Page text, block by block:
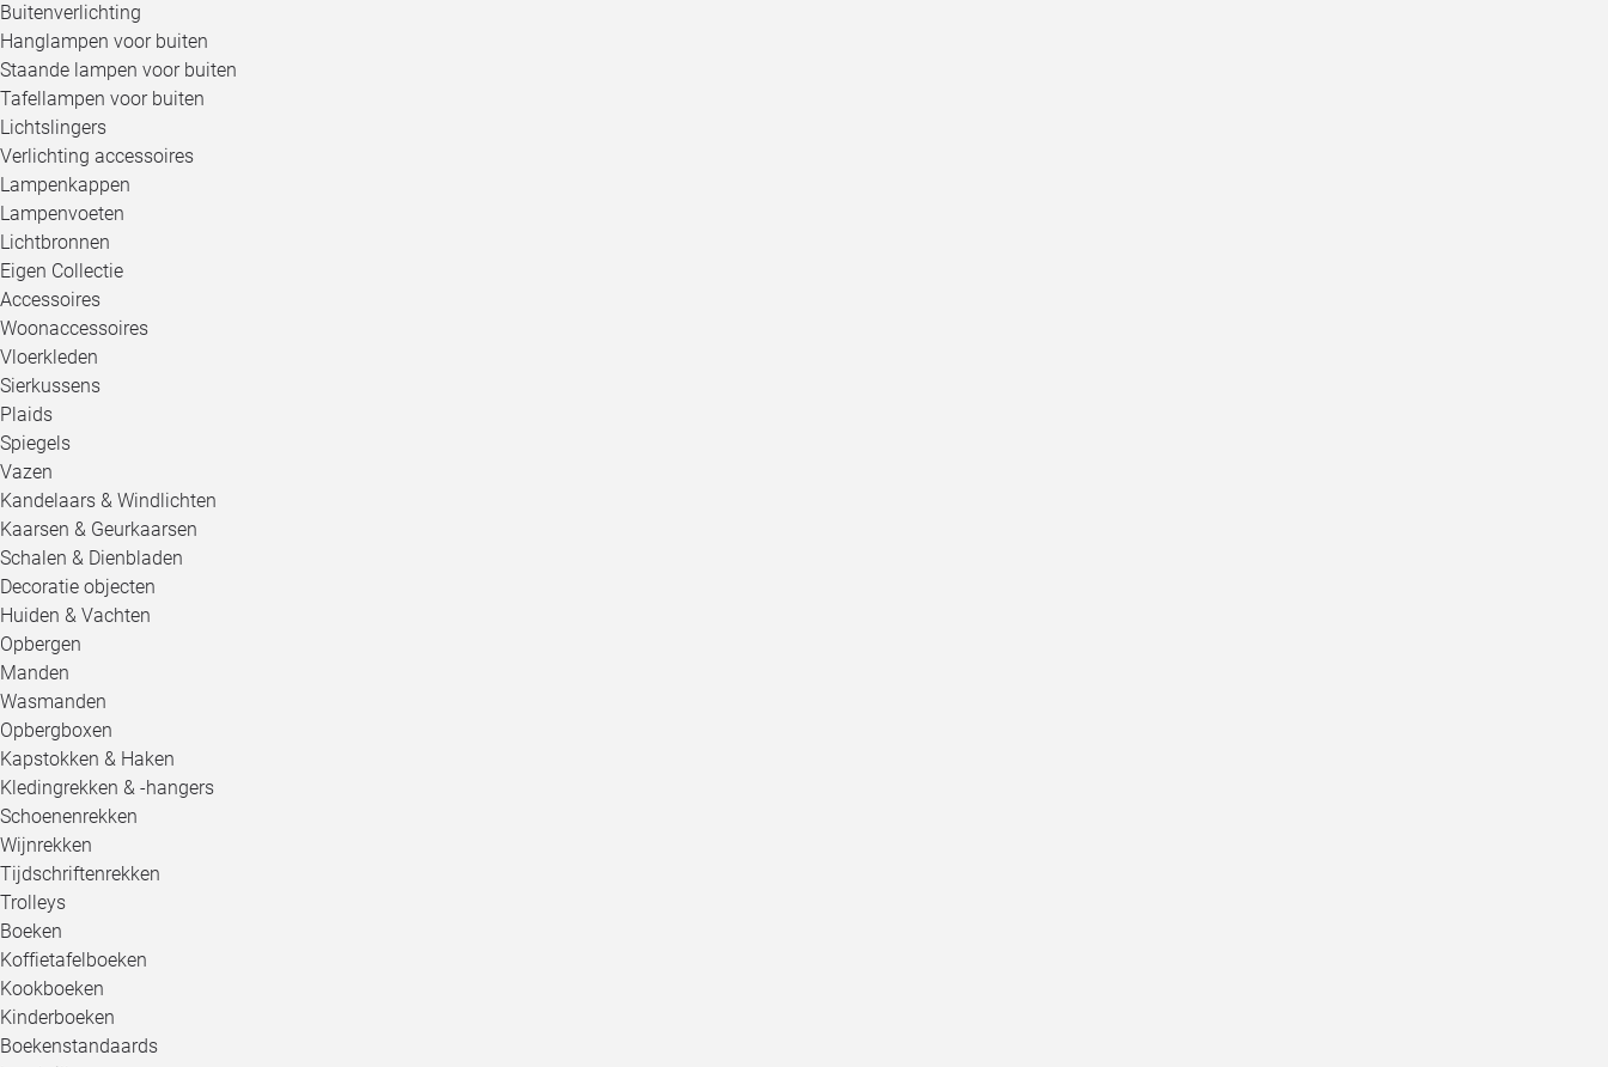
Buitenverlichting
Hanglampen voor buiten
Staande lampen voor buiten
Tafellampen voor buiten
Lichtslingers
Verlichting accessoires
Lampenkappen
Lampenvoeten
Lichtbronnen
Eigen Collectie
Accessoires
Woonaccessoires
Vloerkleden
Sierkussens
Plaids
Spiegels
Vazen
Kandelaars & Windlichten
Kaarsen & Geurkaarsen
Schalen & Dienbladen
Decoratie objecten
Huiden & Vachten
Opbergen
Manden
Wasmanden
Opbergboxen
Kapstokken & Haken
Kledingrekken & -hangers
Schoenenrekken
Wijnrekken
Tijdschriftenrekken
Trolleys
Boeken
Koffietafelboeken
Kookboeken
Kinderboeken
Boekenstandaards